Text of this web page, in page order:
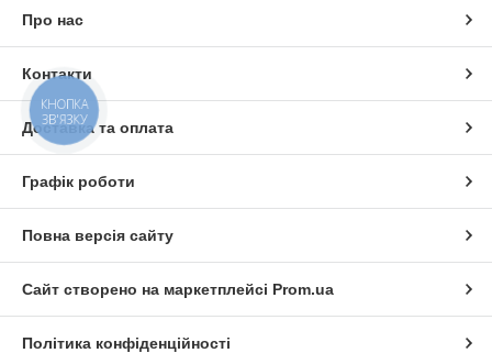
Про нас
Контакти
Доставка та оплата
Графік роботи
Повна версія сайту
Сайт створено на маркетплейсі Prom.ua
Політика конфіденційності
КНОПКА
ЗВ'ЯЗКУ